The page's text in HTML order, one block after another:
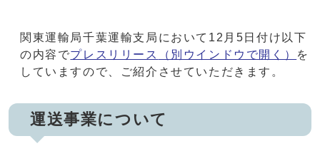
関東運輸局千葉運輸支局において12月5日付け以下
の内容でプレスリリース （別ウインドウで開く）
を
していますので、ご紹介させていただきます。
運送事業について